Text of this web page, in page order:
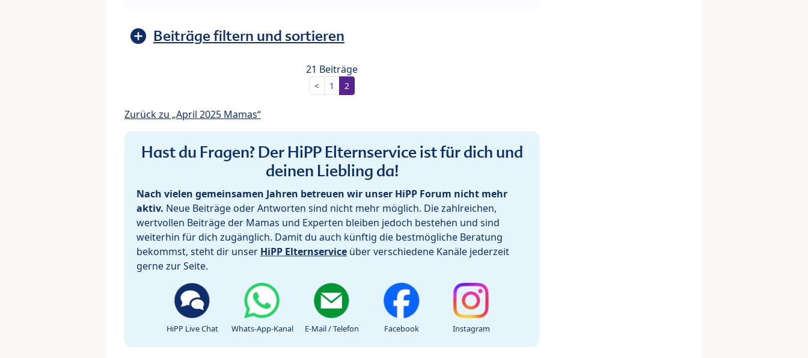
Beiträge filtern und sortieren
21 Beiträge
< 1 2
Zurück zu „April 2025 Mamas“
Hast du Fragen? Der HiPP Elternservice ist für dich und
deinen Liebling da!
Nach vielen gemeinsamen Jahren betreuen wir unser HiPP Forum nicht mehr
aktiv. Neue Beiträge oder Antworten sind nicht mehr möglich. Die zahlreichen,
wertvollen Beiträge der Mamas und Experten bleiben jedoch bestehen und sind
weiterhin für dich zugänglich. Damit du auch künftig die bestmögliche Beratung
bekommst, steht dir unser HiPP Elternservice über verschiedene Kanäle jederzeit
gerne zur Seite.
HiPP Live Chat Whats-App-Kanal E-Mail / Telefon Facebook Instagram